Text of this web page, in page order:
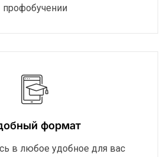
профобучении
формат
в любое удобное для вас